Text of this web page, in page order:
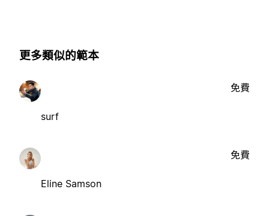
更多類似的範本
surf
免費
Eline Samson
免費